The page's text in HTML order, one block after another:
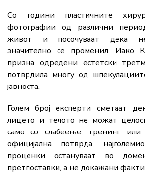
Со години пластичните
фотографии од различни
живот и посочуваат дека
значително се променил. Иако
призна одредени естетски
потврдила многу од
јавноста.
Голем број експерти сметаат
лицето и телото не можат
само со слабеење, тренинг
официјална потврда,
проценки остануваат во
претпоставки, а не докажани факти.